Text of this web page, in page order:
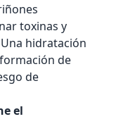
toxinas y
hidratación
de
de
el